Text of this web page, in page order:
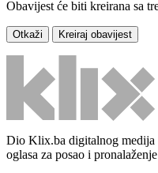
Obavijest će biti kreirana sa
Otkaži Kreiraj obavijest
Dio Klix.ba digitalnog medija
oglasa za posao i